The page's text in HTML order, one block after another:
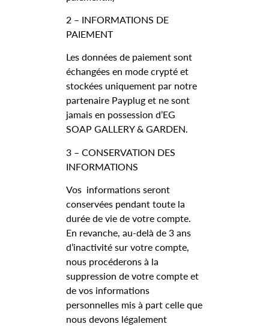
2 – INFORMATIONS DE
PAIEMENT
Les données de paiement sont
échangées en mode crypté et
stockées uniquement par notre
partenaire Payplug et ne sont
jamais en possession d’EG
SOAP GALLERY & GARDEN.
3 – CONSERVATION DES
INFORMATIONS
Vos informations seront
conservées pendant toute la
durée de vie de votre compte.
En revanche, au-delà de 3 ans
d’inactivité sur votre compte,
nous procéderons à la
suppression de votre compte et
de vos informations
personnelles mis à part celle que
nous devons légalement